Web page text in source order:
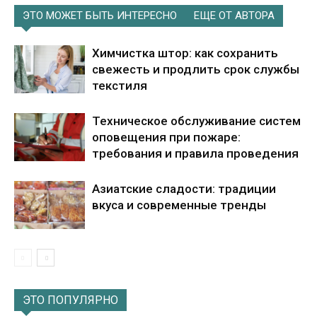
ЭТО МОЖЕТ БЫТЬ ИНТЕРЕСНО ЕЩЕ ОТ АВТОРА
Химчистка штор: как сохранить
свежесть и продлить срок службы
текстиля
Техническое обслуживание систем
оповещения при пожаре:
требования и правила проведения
Азиатские сладости: традиции
вкуса и современные тренды
ЭТО ПОПУЛЯРНО